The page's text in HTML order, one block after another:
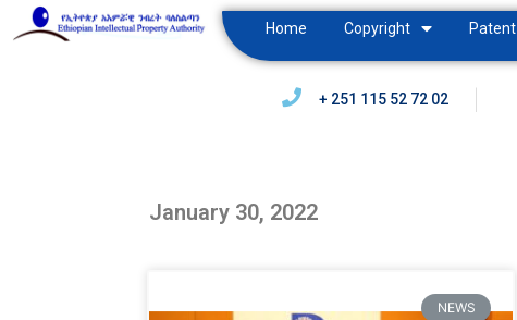
Home Copyright Patent
+ 251 115 52 72 02
January 30, 2022
NEWS